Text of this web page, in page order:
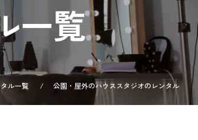
一覧
ル一覧 公園・屋外のハウススタジオのレンタル